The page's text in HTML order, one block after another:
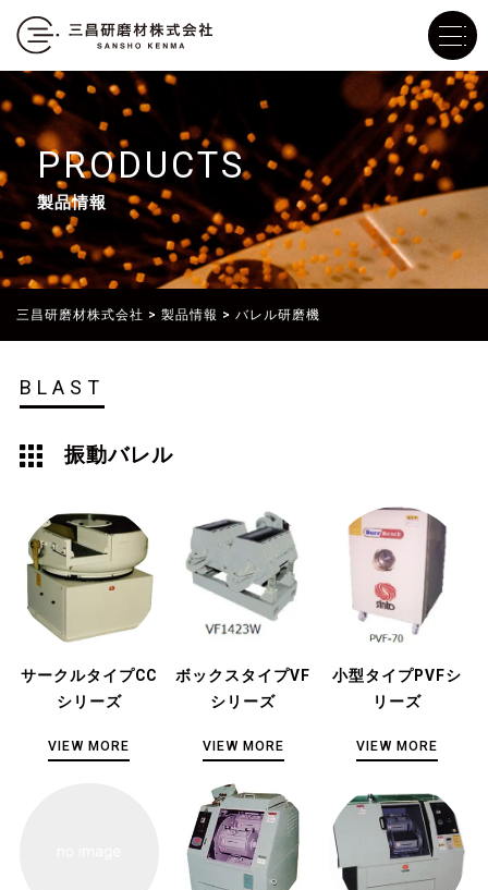
PRODUCTS
製品情報
三昌研磨材株式会社 > 製品情報 > バレル研磨機
BLAST
振動バレル
サークルタイプCC
シリーズ
VIEW MORE
ボックスタイプVF
シリーズ
VIEW MORE
小型タイプPVFシ
リーズ
VIEW MORE